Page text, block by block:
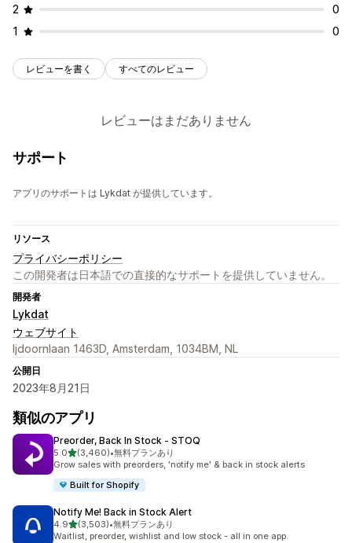
2
0
1
0
レビューを書く すべてのレビュー
レビューはまだありません
サポート
アプリのサポートは Lykdat が提供しています。
リソース
プライバシーポリシー
この開発者は日本語での直接的なサポートを提供していません。
開発者
Lykdat
ウェブサイト
Ijdoornlaan 1463D, Amsterdam, 1034BM, NL
公開日
2023年8月21日
類似のアプリ
Preorder, Back In Stock ‑ STOQ
5.05つ星中
(3,460)
合計レビュー数：3460件
•無料プランあり
Grow sales with preorders, 'notify me' & back in stock alerts
Built for Shopify
Notify Me! Back in Stock Alert
4.95つ星中
(3,503)
合計レビュー数：3503件
•無料プランあり
Waitlist, preorder, wishlist and low stock - all in one app.